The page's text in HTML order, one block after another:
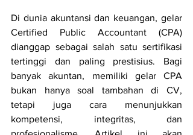
Di dunia akuntansi dan keuangan, gelar
Certified Public Accountant (CPA)
dianggap sebagai salah satu sertifikasi
tertinggi dan paling prestisius. Bagi
banyak akuntan, memiliki gelar CPA
bukan hanya soal tambahan di CV,
tetapi juga cara menunjukkan
kompetensi, integritas, dan